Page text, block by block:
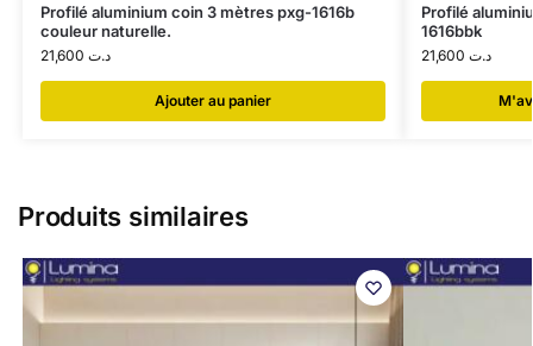
Profilé aluminium coin 3 mètres pxg-1616b
couleur naturelle.
د.ت
Ajouter au panier
Profilé
1616bbk
د.ت
Produits similaires